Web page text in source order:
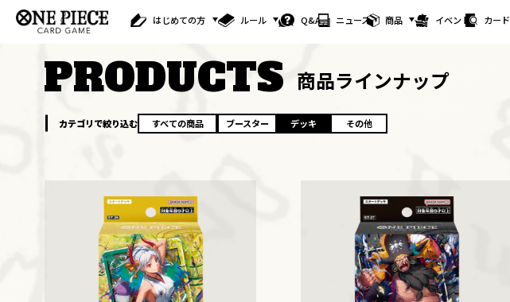
はじめての方 ルール Q&A ニュース 商品 イベント カード
PRODUCTS 商品ラインナップ
カテゴリで絞り込む すべての商品 ブースター デッキ その他